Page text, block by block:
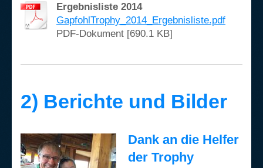
Ergebnisliste 2014
GapfohlTrophy_2014_Ergebnisliste.pdf
PDF-Dokument [690.1 KB]
2) Berichte und Bilder
Dank an die Helfer
der Trophy